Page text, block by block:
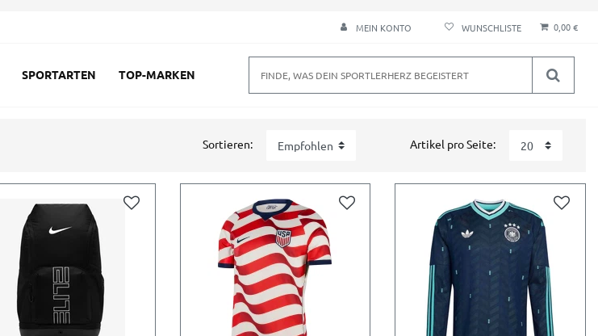
MEIN KONTO 0,00 €
SPORTARTEN TOP-MARKEN
Sortieren: Artikel pro Seite: